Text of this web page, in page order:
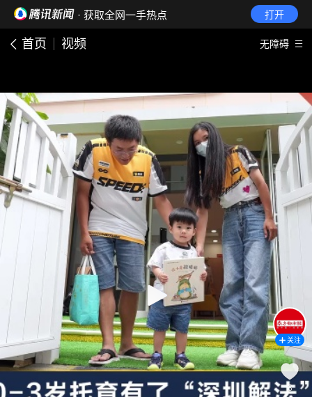
· 获取全网一手热点 打开
首页 视频 无障碍
关注
3